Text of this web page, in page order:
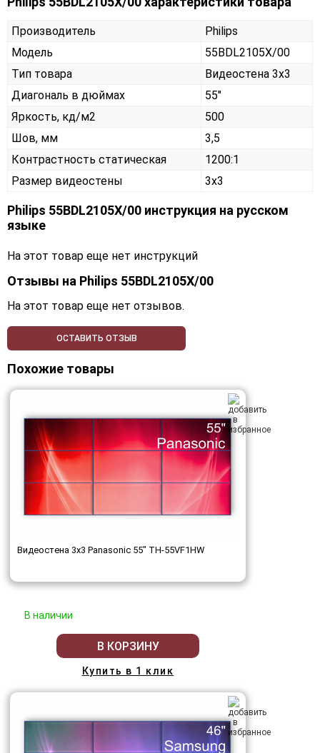
Производитель
Philips
Модель
55BDL2105X/00
Тип товара
Видеостена 3х3
Диагональ в дюймах
55"
Яркость, кд/м2
500
Шов, мм
3,5
Контрастность статическая
1200:1
Размер видеостены
3x3
Philips 55BDL2105X/00 инструкция на русском
языке
На этот товар еще нет инструкций
Отзывы на Philips 55BDL2105X/00
На этот товар еще нет отзывов.
ОСТАВИТЬ ОТЗЫВ
Похожие товары
Видеостена 3x3 Panasonic 55" TH-55VF1HW
В наличии
В КОРЗИНУ
Купить в 1 клик